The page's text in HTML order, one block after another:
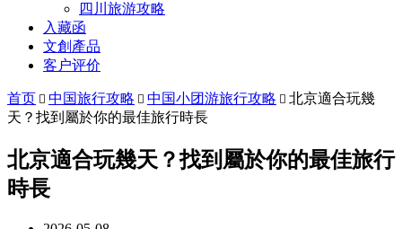
四川旅游攻略
入藏函
文創產品
客户评价
首页  中国旅行攻略  中国小团游旅行攻略  北京適合玩幾
天？找到屬於你的最佳旅行時長
北京適合玩幾天？找到屬於你的最佳旅行
時長